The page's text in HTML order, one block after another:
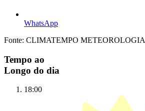
WhatsApp
Fonte: CLIMATEMPO METEOROLOGIA
Tempo ao
Longo do dia
18:00